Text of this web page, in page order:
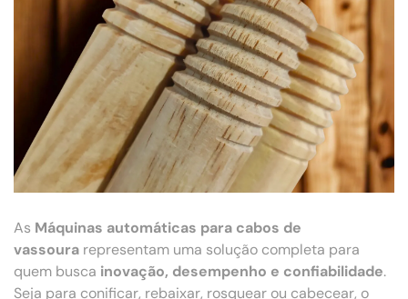
As Máquinas automáticas para cabos de
vassoura representam uma solução completa para
quem busca inovação, desempenho e confiabilidade.
Seja para conificar, rebaixar, rosquear ou cabecear, o